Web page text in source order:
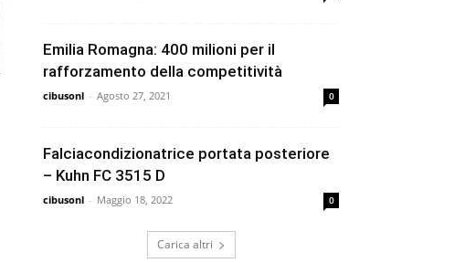
Emilia Romagna: 400 milioni per il
rafforzamento della competitività
cibusonl - Agosto 27, 2021 0
Falciacondizionatrice portata posteriore
– Kuhn FC 3515 D
cibusonl - Maggio 18, 2022 0
Carica altri